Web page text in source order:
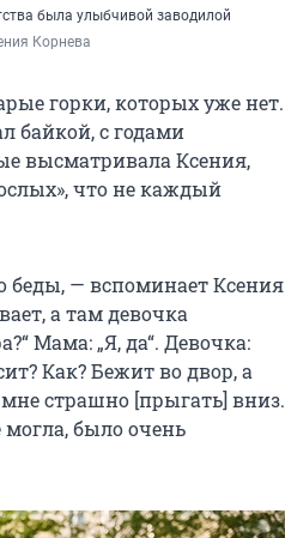
была улыбчивой заводилой
Корнева
горки, которых уже нет.
байкой, с годами
высматривала Ксения,
что не каждый
— вспоминает Ксения
а там девочка
Мама: „Я, да“. Девочка:
Как? Бежит во двор, а
мне страшно [прыгать] вниз.
могла, было очень